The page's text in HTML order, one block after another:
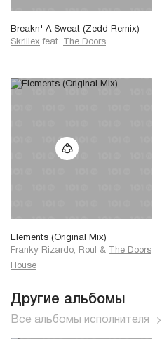
Breakn' A Sweat (Zedd Remix)
Skrillex feat. The Doors
Elements (Original Mix)
Franky Rizardo, Roul
&
The Doors
House
Другие альбомы
Все альбомы исполнителя